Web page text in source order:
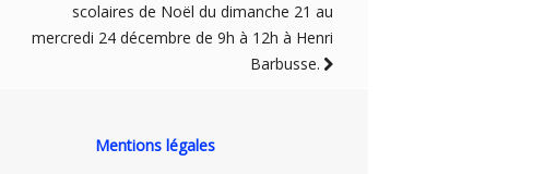
scolaires de Noël du dimanche 21 au
mercredi 24 décembre de 9h à 12h à Henri
Barbusse.
Mentions légales